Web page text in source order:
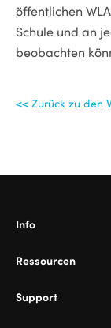
öffentlichen
Schule und an
beobachten
<< Zurück zu den
Info
Ressourcen
Support